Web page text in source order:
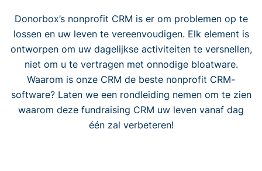
Donorbox’s nonprofit CRM is er om problemen op te
lossen en uw leven te vereenvoudigen. Elk element is
ontworpen om uw dagelijkse activiteiten te versnellen,
niet om u te vertragen met onnodige bloatware.
Waarom is onze CRM de beste nonprofit CRM-
software? Laten we een rondleiding nemen om te zien
waarom deze fundraising CRM uw leven vanaf dag
één zal verbeteren!